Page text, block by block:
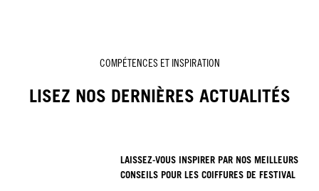
COMPÉTENCES ET INSPIRATION
LISEZ NOS DERNIÈRES ACTUALITÉS
LAISSEZ-VOUS INSPIRER PAR NOS MEILLEURS
CONSEILS POUR LES COIFFURES DE FESTIVAL